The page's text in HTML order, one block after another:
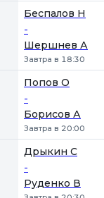
Беспалов Н
-
Шершнев А
Завтра в 18:30
Попов О
-
Борисов А
Завтра в 20:00
Дрыкин С
-
Руденко В